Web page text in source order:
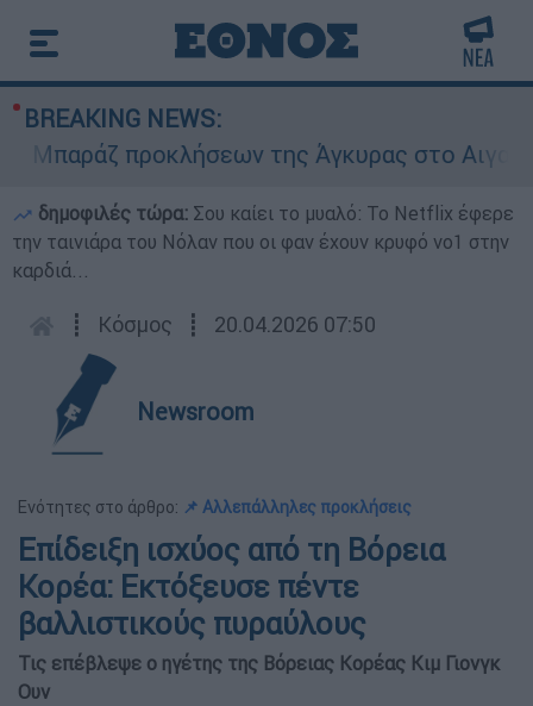
BREAKING NEWS:
προκλήσεων της Άγκυρας στο Αιγαίο:
δημοφιλές τώρα: Σου καίει το μυαλό: Το Netflix έφερε
την ταινιάρα του Νόλαν που οι φαν έχουν κρυφό νο1 στην
καρδιά...
┋ Κόσμος ┋ 20.04.2026 07:50
Newsroom
Ενότητες στο άρθρο: 📌 Αλλεπάλληλες προκλήσεις
Επίδειξη ισχύος από τη Βόρεια
Κορέα: Εκτόξευσε πέντε
βαλλιστικούς πυραύλους
Τις επέβλεψε ο ηγέτης της Βόρειας Κορέας Κιμ Γιονγκ
Ουν